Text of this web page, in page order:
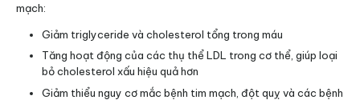
mạch:
Giảm triglyceride và cholesterol tổng trong máu
Tăng hoạt động của các thụ thể LDL trong cơ thể, giúp loại
bỏ cholesterol xấu hiệu quả hơn
Giảm thiểu nguy cơ mắc bệnh tim mạch, đột quỵ và các bệnh